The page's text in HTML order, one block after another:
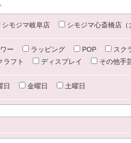
シモジマ岐阜店 シモジマ心斎橋店（
ー ラッピング POP
スク
ラフト ディスプレイ その他手
日 金曜日 土曜日